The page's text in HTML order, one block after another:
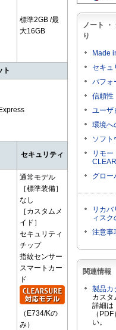
標準2GB /最
大16GB
ト
セキュリティ
通常モデル
［標準装備］
なし
［カスタムメ
イド］
セキュリティ
チップ
指紋センサー
スマートカー
ド
（E734/Kの
み）
ノート ・
り
Made
セキュ
パフォ
信頼性
ユーザ
環境へ
ソフト
リモ
グロー
リカ
ィスク
注意事
関連情報
製品カ
カスタ
詳細は
（
い。